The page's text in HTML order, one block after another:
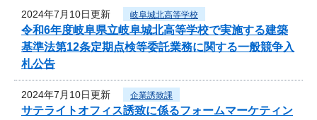
2024年7月10日更新 岐阜城北高等学校
令和6年度岐阜県立岐阜城北高等学校で実施する建築
基準法第12条定期点検等委託業務に関する一般競争入
札公告
2024年7月10日更新 企業誘致課
サテライトオフィス誘致に係るフォームマーケティン